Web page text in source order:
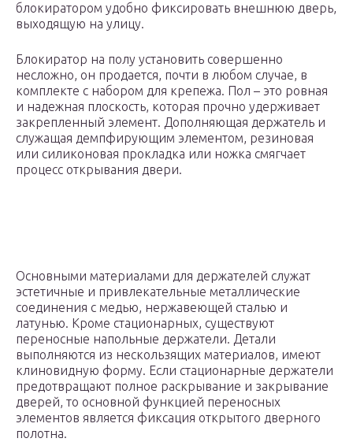
блокиратором удобно фиксировать внешнюю дверь,
выходящую на улицу.
Блокиратор на полу установить совершенно
несложно, он продается, почти в любом случае, в
комплекте с набором для крепежа. Пол – это ровная
и надежная плоскость, которая прочно удерживает
закрепленный элемент. Дополняющая держатель и
служащая демпфирующим элементом, резиновая
или силиконовая прокладка или ножка смягчает
процесс открывания двери.
Основными материалами для держателей служат
эстетичные и привлекательные металлические
соединения с медью, нержавеющей сталью и
латунью. Кроме стационарных, существуют
переносные напольные держатели. Детали
выполняются из нескользящих материалов, имеют
клиновидную форму. Если стационарные держатели
предотвращают полное раскрывание и закрывание
дверей, то основной функцией переносных
элементов является фиксация открытого дверного
полотна.